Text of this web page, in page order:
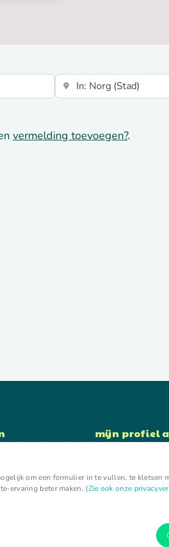
om een formulier in te vullen, te kletsen
ervaring beter maken. (Zie ook onze
Vlakbij
vermelding toevoegen?.
mijn profiel
uitloggen